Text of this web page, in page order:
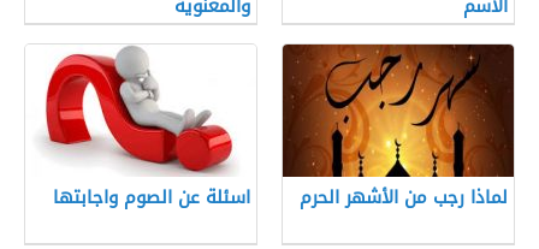
لماذا رجب من الأشهر الحرم اسئلة عن الصوم واجابتها